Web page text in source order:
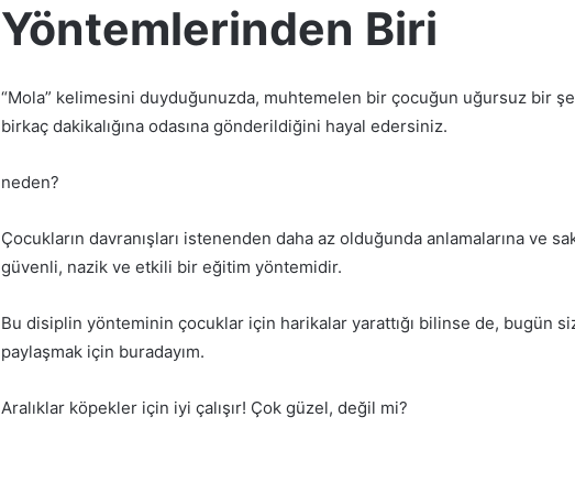
Yöntemlerinden Biri
“Mola” kelimesini duyduğunuzda, muhtemelen bir çocuğun uğursuz bir
birkaç dakikalığına odasına gönderildiğini hayal edersiniz.
neden?
Çocukların davranışları istenenden daha az olduğunda anlamalarına ve
güvenli, nazik ve etkili bir eğitim yöntemidir.
Bu disiplin yönteminin çocuklar için harikalar yarattığı bilinse de, bugün
paylaşmak için buradayım.
Aralıklar köpekler için iyi çalışır! Çok güzel, değil mi?